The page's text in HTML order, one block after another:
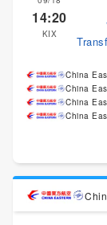
14:20
KIX
China
China
China
China